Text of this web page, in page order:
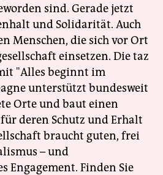
sind. Gerade jetzt
und Solidarität. Auch
Menschen, die sich vor Ort
einsetzen. Die taz
"Alles beginnt im
unterstützt bundesweit
Orte und baut einen
deren Schutz und Erhalt
braucht guten, frei
– und
Engagement. Finden Sie